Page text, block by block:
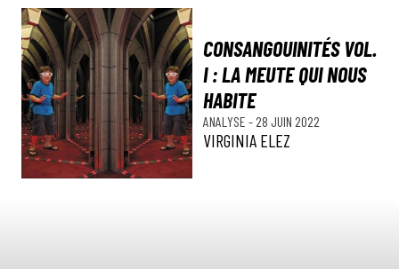
CONSANGOUINITÉS VOL.
I : LA MEUTE QUI NOUS
HABITE
ANALYSE - 28 JUIN 2022
VIRGINIA ELEZ